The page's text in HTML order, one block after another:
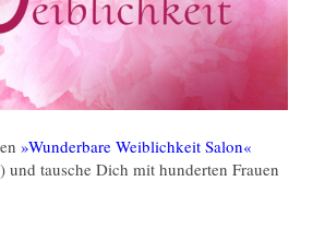
»Wunderbare Weiblichkeit Salon«
und tausche Dich mit hunderten Frauen